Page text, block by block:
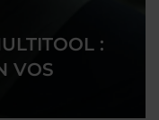
gravure.
:
VOS